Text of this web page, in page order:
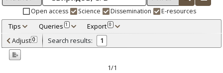
Open access Science Dissemination E-resources
Tips Queries 1 Export 0
Adjusted by criteria 0
Year
Adjust 0 Search results: 1
1/1